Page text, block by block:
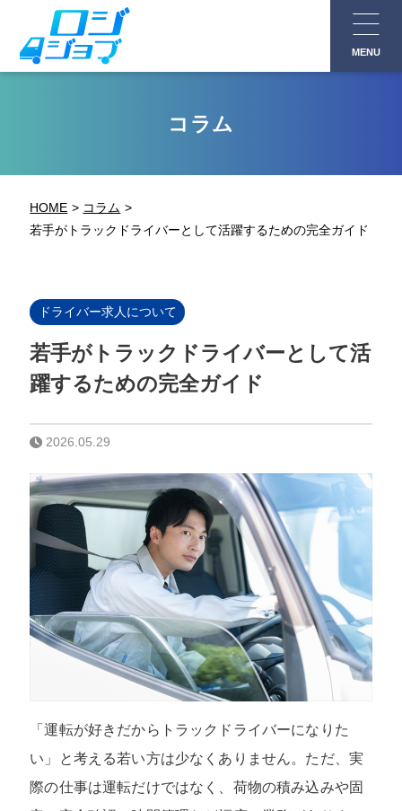
MENU
コラム
HOME
コラム
若手がトラックドライバーとして活躍するための完全ガイド
ドライバー求人について
若手がトラックドライバーとして活
躍するための完全ガイド
2026.05.29
「運転が好きだからトラックドライバーになりた
い」と考える若い方は少なくありません。ただ、実
際の仕事は運転だけではなく、荷物の積み込みや固